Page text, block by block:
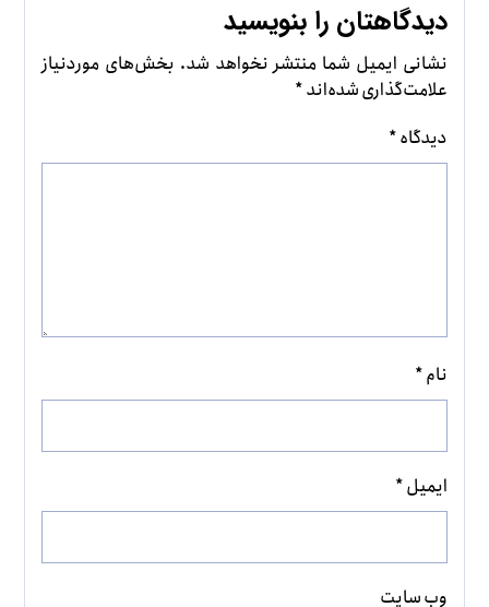
دیدگاهتان را بنویسید
نشانی ایمیل شما منتشر نخواهد شد. بخش‌های موردنیاز
علامت‌گذاری شده‌اند*
دیدگاه*
نام*
ایمیل*
وب‌ سایت